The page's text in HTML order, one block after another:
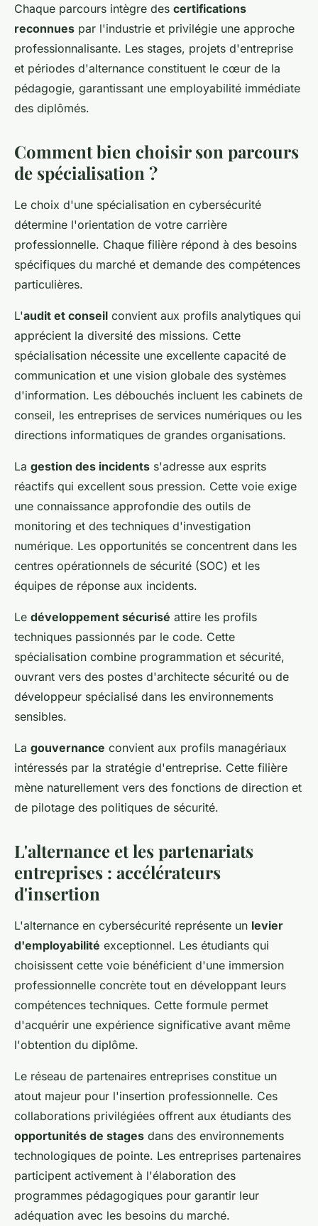
Chaque parcours intègre des certifications
reconnues par l'industrie et privilégie une approche
professionnalisante. Les stages, projets d'entreprise
et périodes d'alternance constituent le cœur de la
pédagogie, garantissant une employabilité immédiate
des diplômés.
Comment bien choisir son parcours
de spécialisation ?
Le choix d'une spécialisation en cybersécurité
détermine l'orientation de votre carrière
professionnelle. Chaque filière répond à des besoins
spécifiques du marché et demande des compétences
particulières.
L'audit et conseil convient aux profils analytiques qui
apprécient la diversité des missions. Cette
spécialisation nécessite une excellente capacité de
communication et une vision globale des systèmes
d'information. Les débouchés incluent les cabinets de
conseil, les entreprises de services numériques ou les
directions informatiques de grandes organisations.
La gestion des incidents s'adresse aux esprits
réactifs qui excellent sous pression. Cette voie exige
une connaissance approfondie des outils de
monitoring et des techniques d'investigation
numérique. Les opportunités se concentrent dans les
centres opérationnels de sécurité (SOC) et les
équipes de réponse aux incidents.
Le développement sécurisé attire les profils
techniques passionnés par le code. Cette
spécialisation combine programmation et sécurité,
ouvrant vers des postes d'architecte sécurité ou de
développeur spécialisé dans les environnements
sensibles.
La gouvernance convient aux profils managériaux
intéressés par la stratégie d'entreprise. Cette filière
mène naturellement vers des fonctions de direction et
de pilotage des politiques de sécurité.
L'alternance et les partenariats
entreprises : accélérateurs
d'insertion
L'alternance en cybersécurité représente un levier
d'employabilité exceptionnel. Les étudiants qui
choisissent cette voie bénéficient d'une immersion
professionnelle concrète tout en développant leurs
compétences techniques. Cette formule permet
d'acquérir une expérience significative avant même
l'obtention du diplôme.
Le réseau de partenaires entreprises constitue un
atout majeur pour l'insertion professionnelle. Ces
collaborations privilégiées offrent aux étudiants des
opportunités de stages dans des environnements
technologiques de pointe. Les entreprises partenaires
participent activement à l'élaboration des
programmes pédagogiques pour garantir leur
adéquation avec les besoins du marché.